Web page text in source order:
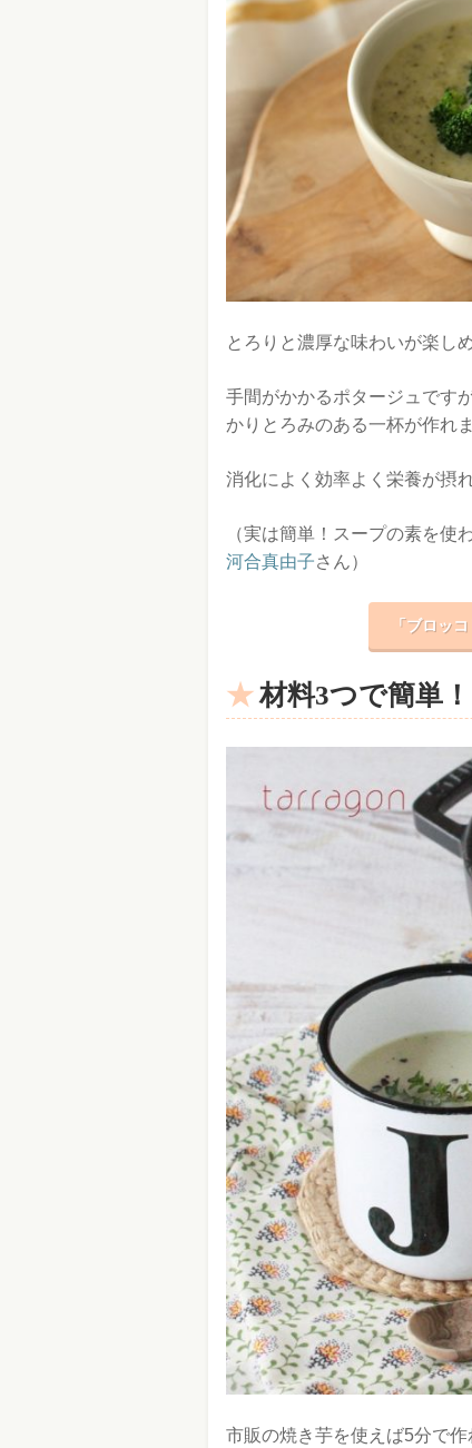
とろりと濃厚な味わいが楽し
手間がかかるポタージュです
かりとろみのある一杯が作れま
消化によく効率よく栄養が摂
（実は簡単！スープの素を使
河合真由子さん）
「ブロッ
材料3つで簡単
市販の焼き芋を使えば5分で